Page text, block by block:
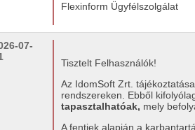
Flexinform Ügyfélszolgálat
07-
Tisztelt Felhasználók!
Az IdomSoft Zrt.
rendszereken. Ebből
tapasztalhatóak, mely
A fentiek alapján a